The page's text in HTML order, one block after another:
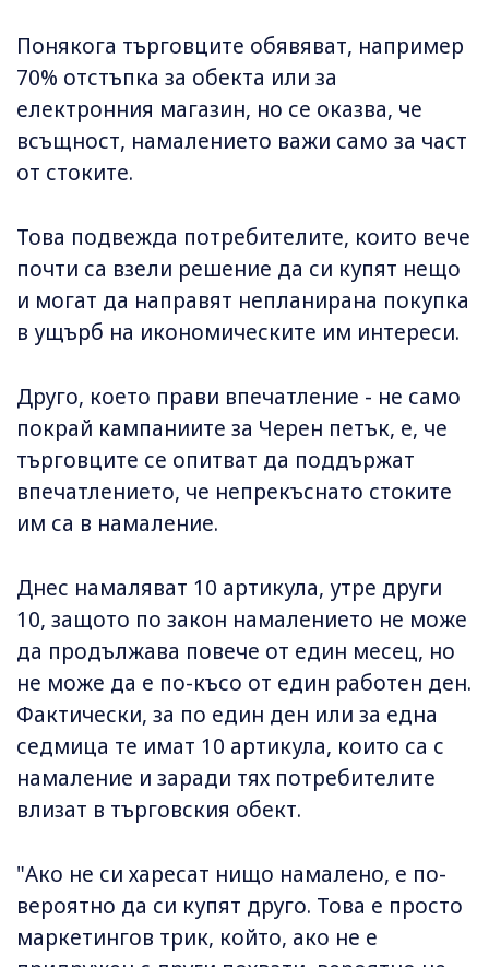
Понякога търговците обявяват, например
70% отстъпка за обекта или за
електронния магазин, но се оказва, че
всъщност, намалението важи само за част
от стоките.
Това подвежда потребителите, които вече
почти са взели решение да си купят нещо
и могат да направят непланирана покупка
в ущърб на икономическите им интереси.
Друго, което прави впечатление - не само
покрай кампаниите за Черен петък, е, че
търговците се опитват да поддържат
впечатлението, че непрекъснато стоките
им са в намаление.
Днес намаляват 10 артикула, утре други
10, защото по закон намалението не може
да продължава повече от един месец, но
не може да е по-късо от един работен ден.
Фактически, за по един ден или за една
седмица те имат 10 артикула, които са с
намаление и заради тях потребителите
влизат в търговския обект.
"Ако не си харесат нищо намалено, е по-
вероятно да си купят друго. Това е просто
маркетингов трик, който, ако не е